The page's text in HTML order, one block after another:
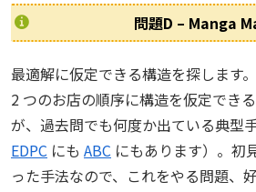
問題D – Manga
最適解に仮定できる構造を探します
2 つのお店の順序に構造を仮定でき
が、過去問でも何度か出ている典型
EDPC にも ABC にもあります）。初
った手法なので、これをやる問題、好